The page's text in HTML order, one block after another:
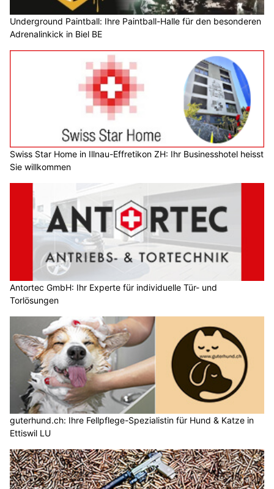
Underground Paintball: Ihre Paintball-Halle für den besonderen
Adrenalinkick in Biel BE
Swiss Star Home in Illnau-Effretikon ZH: Ihr Businesshotel heisst
Sie willkommen
Antortec GmbH: Ihr Experte für individuelle Tür- und
Torlösungen
guterhund.ch: Ihre Fellpflege-Spezialistin für Hund & Katze in
Ettiswil LU